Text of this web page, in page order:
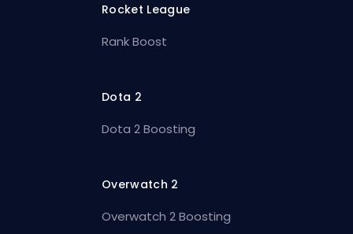
Rocket League
Rank Boost
Dota 2
Dota 2 Boosting
Overwatch 2
Overwatch 2 Boosting